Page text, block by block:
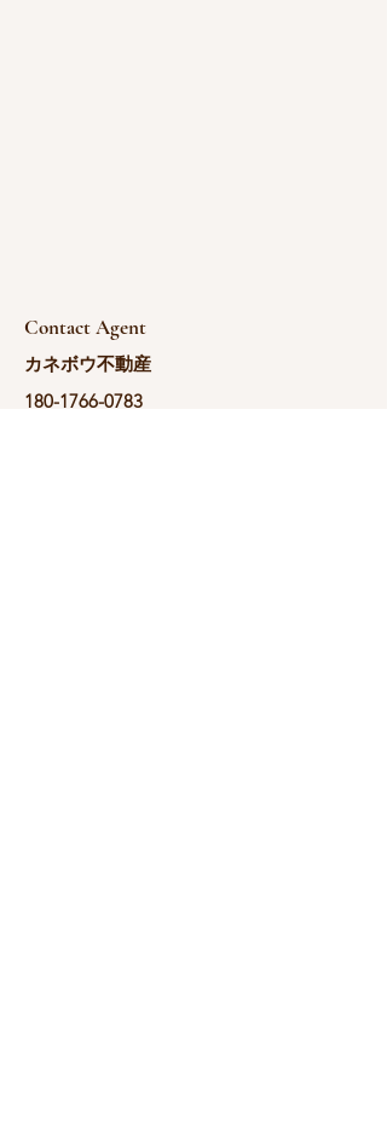
Contact Agent
カネボウ不動産
180-1766-0783